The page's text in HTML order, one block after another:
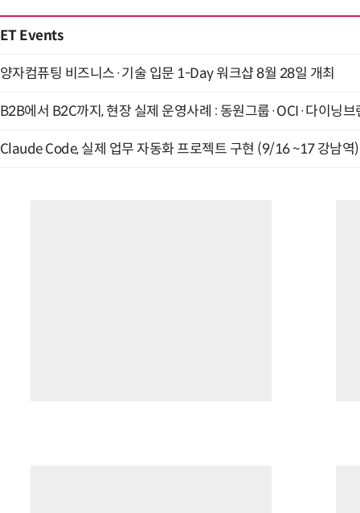
ET Events
양자컴퓨팅 비즈니스·기술 입문 1-Day 워크샵 8월 28일 개최
B2B에서 B2C까지, 현장 실제 운영사례 : 동원그룹·OCI·다이닝
Claude Code, 실제 업무 자동화 프로젝트 구현 (9/16 ~17 강남역)